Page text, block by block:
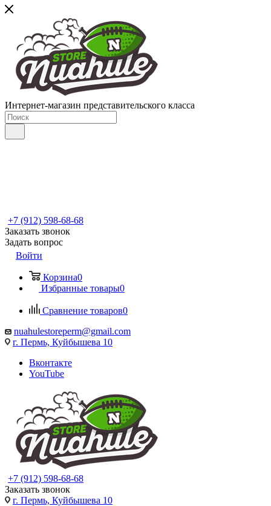
Интернет-магазин представительского класса
+7 (912) 598-68-68
Заказать звонок
Задать вопрос
Войти
Корзина0
Избранные товары0
Сравнение товаров0
nuahulestoreperm@gmail.com
г. Пермь, Куйбышева 10
Вконтакте
YouTube
+7 (912) 598-68-68
Заказать звонок
г. Пермь, Куйбышева 10